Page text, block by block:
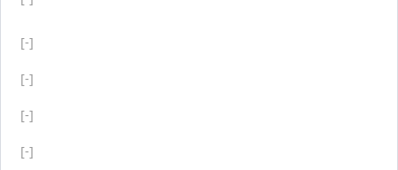
[-]
[-]
[-]
[-]